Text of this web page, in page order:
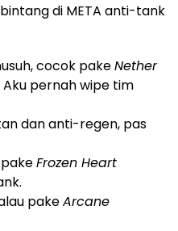
di META anti-tank
cocok pakeNether
Aku pernah wipe tim
dan anti-regen, pas
Frozen Heart
pakeArcane